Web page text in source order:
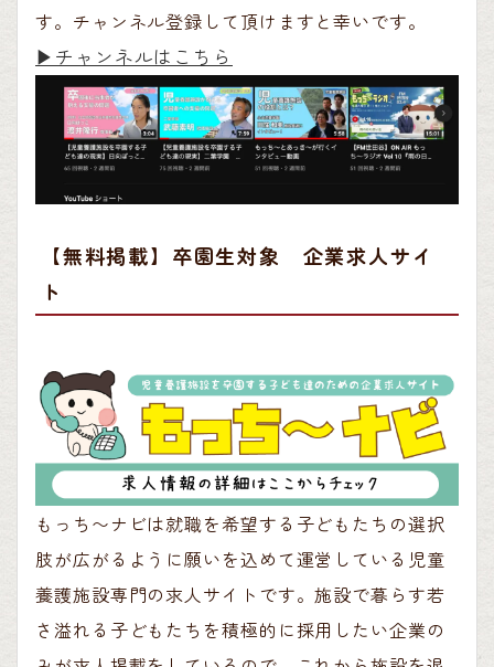
す。チャンネル登録して頂けますと幸いです。
▶︎チャンネルはこちら
【無料掲載】卒園生対象 企業求人サイ
ト
もっち〜ナビは就職を希望する子どもたちの選択
肢が広がるように願いを込めて運営している児童
養護施設専門の求人サイトです。施設で暮らす若
さ溢れる子どもたちを積極的に採用したい企業の